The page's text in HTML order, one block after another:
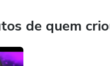
de quem